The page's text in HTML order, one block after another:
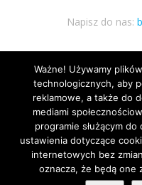
Napisz do nas:
Nota prawna Polityka
Ważne! Używamy
technologicznych, aby
reklamowe, a także do
mediami
programie służącym
ustawienia dotyczące
internetowych bez
oznacza, że będą one